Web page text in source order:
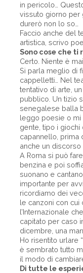
in pericolo…
vissuto giorno per
durerò non lo so…
Faccio anche del
artistica, scrivo
Sono cose che ti
Certo. Niente è
Si parla meglio di
cappelletti… Nel
tentativo di arte,
pubblico. Un tizio
senegalese balla
leggo poesie o mi
gente, tipo i giochi
capannello, prima
anche un discorso
A Roma si può
benzina e poi
suonano e
importante per
ricordiamo dei
le canzoni con cui
l’Internazionale
capitato per caso
dicembre, una
Ho risentito urlare
è sembrato tutto
il modo di
Di tutte le